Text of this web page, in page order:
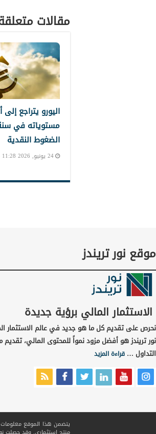
مقالات
اليورو يتراجع إلى
مستوياته في
الضغوط النقدية
24 يونيو, 2026 11:28 م
موقع نور تريندز
الاستثمار المالي برؤية جديدة
نحرص على تقديم كل ما هو جديد في عالم الاستثمار
نور تريندز هو أفضل مزود نمواً للمحتوى المالي،
التداول … قراءة المزيد
يتضمن هذا الموقع معلومات